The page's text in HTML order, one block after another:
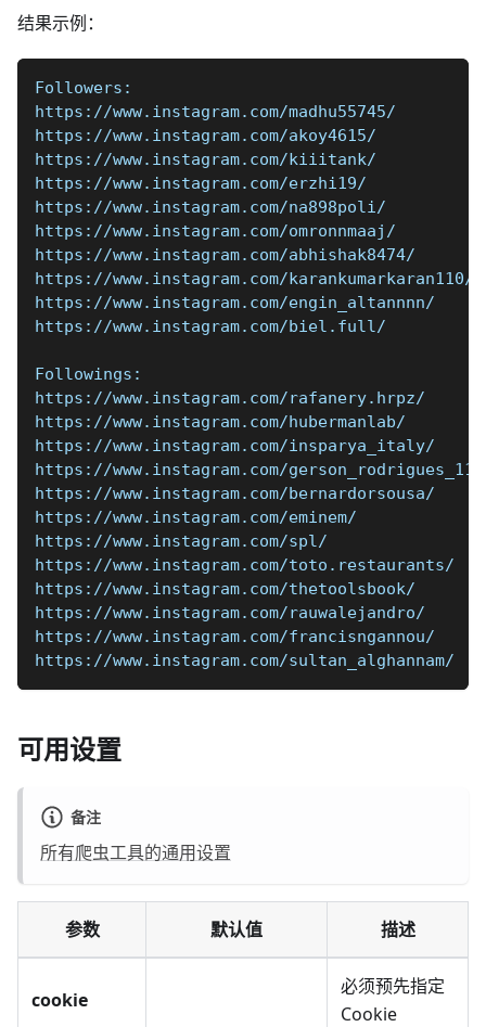
结果示例：
Followers:
https://www.instagram.com/madhu55745/
https://www.instagram.com/akoy4615/
https://www.instagram.com/kiiitank/
https://www.instagram.com/erzhi19/
https://www.instagram.com/na898poli/
https://www.instagram.com/omronnmaaj/
https://www.instagram.com/abhishak8474/
https://www.instagram.com/karankumarkaran110/
https://www.instagram.com/engin_altannnn/
https://www.instagram.com/biel.full/
Followings:
https://www.instagram.com/rafanery.hrpz/
https://www.instagram.com/hubermanlab/
https://www.instagram.com/insparya_italy/
https://www.instagram.com/gerson_rodrigues_11/
https://www.instagram.com/bernardorsousa/
https://www.instagram.com/eminem/
https://www.instagram.com/spl/
https://www.instagram.com/toto.restaurants/
https://www.instagram.com/thetoolsbook/
https://www.instagram.com/rauwalejandro/
https://www.instagram.com/francisngannou/
https://www.instagram.com/sultan_alghannam/
可用设置
备注
所有爬虫工具的通用设置
参数 默认值 描述
cookie
必须预先指定
Cookie